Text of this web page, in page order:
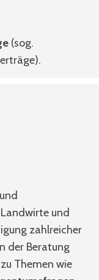
(sog.
und
zahlreicher
der Beratung
Themen wie